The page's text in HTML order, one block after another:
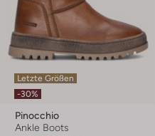
Letzte Größen
-30%
Pinocchio
Ankle Boots